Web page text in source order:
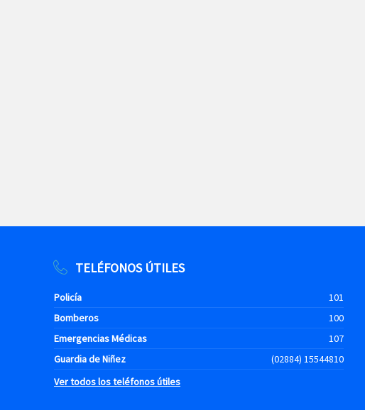
TELÉFONOS ÚTILES
Policía
101
Bomberos
100
Emergencias Médicas
107
Guardia de Niñez
(02884) 15544810
Ver todos los teléfonos útiles